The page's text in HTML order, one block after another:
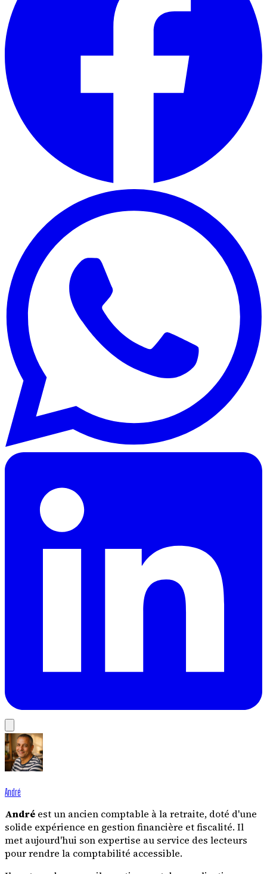
André
André est un ancien comptable à la retraite, doté d'une
solide expérience en gestion financière et fiscalité. Il
met aujourd'hui son expertise au service des lecteurs
pour rendre la comptabilité accessible.